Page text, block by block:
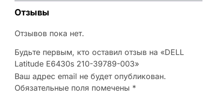
Отзывы
Отзывов пока нет.
Будьте первым, кто оставил отзыв на «DELL
Latitude E6430s 210-39789-003»
Ваш адрес email не будет опубликован.
Обязательные поля помечены *